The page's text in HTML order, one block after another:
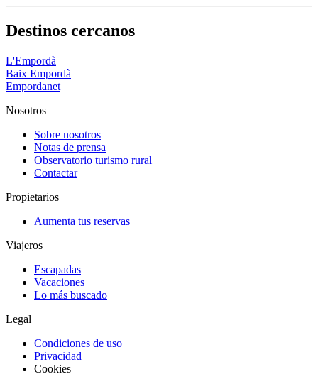
Destinos cercanos
L'Empordà
Baix Empordà
Empordanet
Nosotros
Sobre nosotros
Notas de prensa
Observatorio turismo rural
Contactar
Propietarios
Aumenta tus reservas
Viajeros
Escapadas
Vacaciones
Lo más buscado
Legal
Condiciones de uso
Privacidad
Cookies